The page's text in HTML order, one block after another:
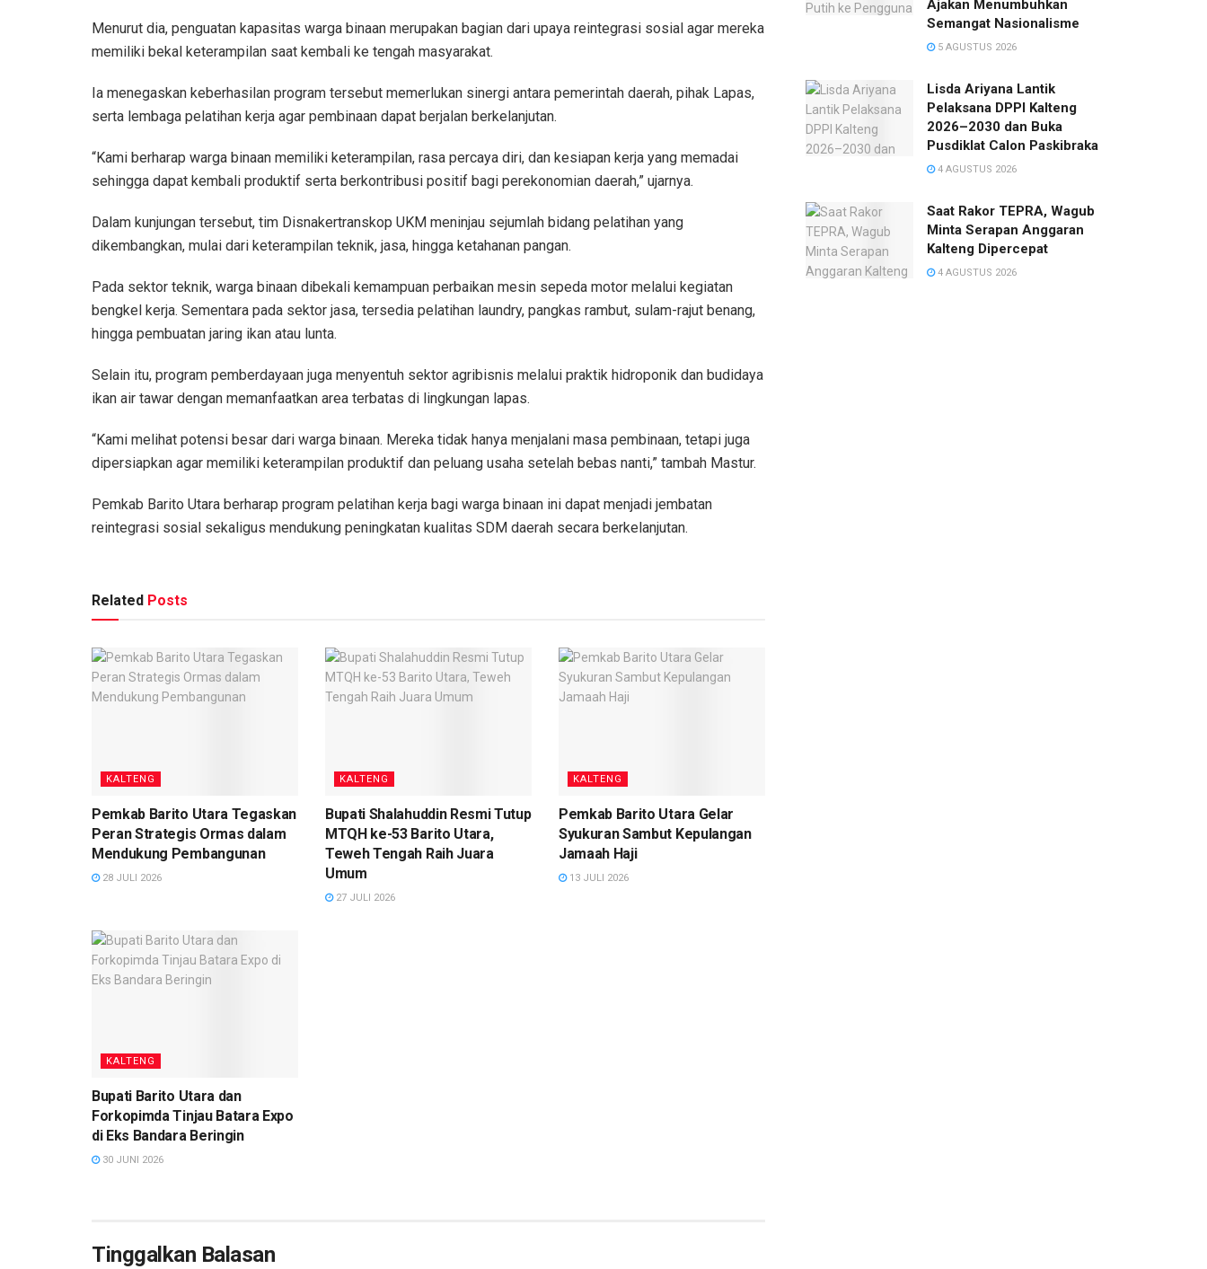
Menurut dia, penguatan kapasitas warga binaan merupakan bagian dari upaya reintegrasi sosial agar mereka
memiliki bekal keterampilan saat kembali ke tengah masyarakat.
Ia menegaskan keberhasilan program tersebut memerlukan sinergi antara pemerintah daerah, pihak Lapas,
serta lembaga pelatihan kerja agar pembinaan dapat berjalan berkelanjutan.
“Kami berharap warga binaan memiliki keterampilan, rasa percaya diri, dan kesiapan kerja yang memadai
sehingga dapat kembali produktif serta berkontribusi positif bagi perekonomian daerah,” ujarnya.
Dalam kunjungan tersebut, tim Disnakertranskop UKM meninjau sejumlah bidang pelatihan yang
dikembangkan, mulai dari keterampilan teknik, jasa, hingga ketahanan pangan.
Pada sektor teknik, warga binaan dibekali kemampuan perbaikan mesin sepeda motor melalui kegiatan
bengkel kerja. Sementara pada sektor jasa, tersedia pelatihan laundry, pangkas rambut, sulam-rajut benang,
hingga pembuatan jaring ikan atau lunta.
Selain itu, program pemberdayaan juga menyentuh sektor agribisnis melalui praktik hidroponik dan budidaya
ikan air tawar dengan memanfaatkan area terbatas di lingkungan lapas.
“Kami melihat potensi besar dari warga binaan. Mereka tidak hanya menjalani masa pembinaan, tetapi juga
dipersiapkan agar memiliki keterampilan produktif dan peluang usaha setelah bebas nanti,” tambah Mastur.
Pemkab Barito Utara berharap program pelatihan kerja bagi warga binaan ini dapat menjadi jembatan
reintegrasi sosial sekaligus mendukung peningkatan kualitas SDM daerah secara berkelanjutan.
Related Posts
KALTENG
Pemkab Barito Utara Tegaskan
Peran Strategis Ormas dalam
Mendukung Pembangunan
28 JULI 2026
KALTENG
Bupati Shalahuddin Resmi Tutup
MTQH ke-53 Barito Utara,
Teweh Tengah Raih Juara
Umum
27 JULI 2026
KALTENG
Pemkab Barito Utara Gelar
Syukuran Sambut Kepulangan
Jamaah Haji
13 JULI 2026
KALTENG
Bupati Barito Utara dan
Forkopimda Tinjau Batara Expo
di Eks Bandara Beringin
30 JUNI 2026
Tinggalkan Balasan
Ajakan Menumbuhkan
Semangat Nasionalisme
5 AGUSTUS 2026
Lisda Ariyana Lantik
Pelaksana DPPI Kalteng
2026–2030 dan Buka
Pusdiklat Calon Paskibraka
4 AGUSTUS 2026
Saat Rakor TEPRA, Wagub
Minta Serapan Anggaran
Kalteng Dipercepat
4 AGUSTUS 2026